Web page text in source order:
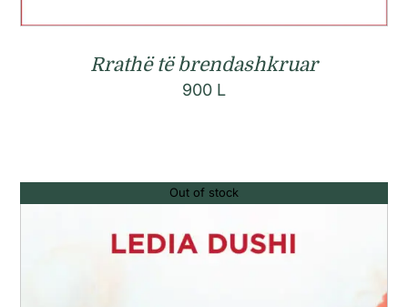
Rrathë të brendashkruar
900 L
Out of stock